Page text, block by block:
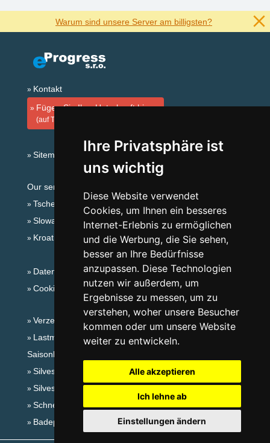
Ihre Privatsphäre ist
uns wichtig
Diese Website verwendet
Cookies, um Ihnen ein besseres
Internet-Erlebnis zu ermöglichen
und die Werbung, die Sie sehen,
besser an Ihre Bedürfnisse
anzupassen. Diese Technologien
nutzen wir außerdem, um
Ergebnisse zu messen, um zu
verstehen, woher unsere Besucher
kommen oder um unsere Website
weiter zu entwickeln.
Alle akzeptieren
Ich lehne ab
Einstellungen ändern
Warum sind unsere Server am billigsten?
Kontakt
Fügen Sie Ihre Unterkunft hinzu
(auf Tschechisch)
Sitemap
Our servers:
Tschechische Gebirge
Slowakische Gebirge
Kroatien
Datenschutz
Cookies
Verzeichnis der Unterkunft
Lastminute Riesengebirge
Saisonlinks:
Silvester Riesengebirge
Silvester im Gebirge 2025/26
Schneehöhen
Badeplätze